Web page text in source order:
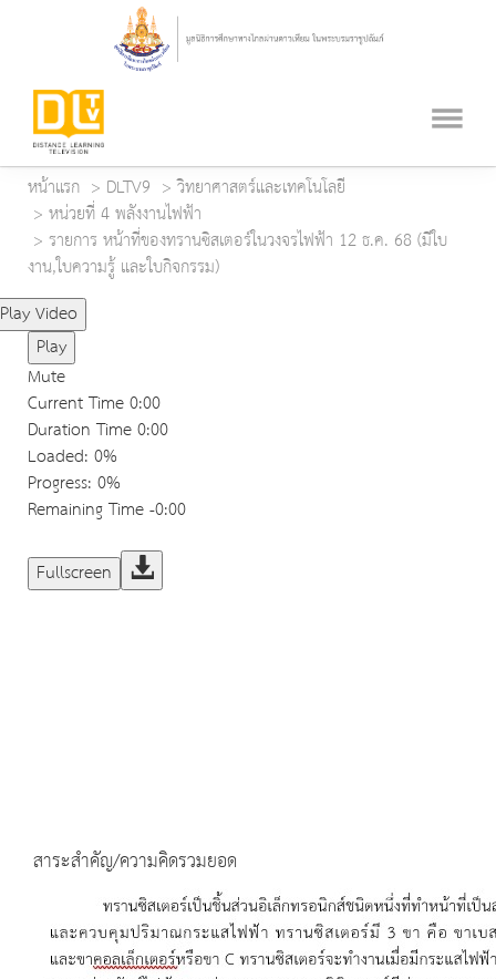
หน้าแรก DLTV9
วิทยาศาสตร์และเทคโนโลยี
หน่วยที่ 4 พลังงานไฟฟ้า
รายการ หน้าที่ของทรานซิสเตอร์ในวงจรไฟฟ้า 12 ธ.ค. 68 (มีใบ
งาน,ใบความรู้ และใบกิจกรรม)
Play Video
Play
Mute
Current Time0:00
Duration Time0:00
Loaded: 0%
Progress: 0%
Remaining Time-0:00
Fullscreen
สาระสำคัญ/ความคิดรวมยอด